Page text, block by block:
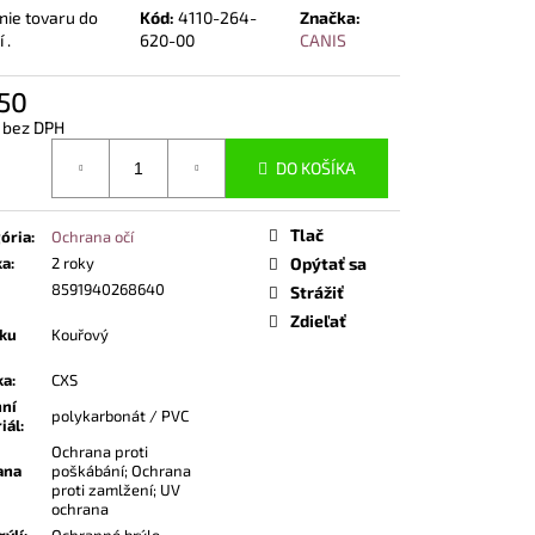
tovaru do
.
Kód: 4110-264-
620-00
Značka:
CANIS
DPH
DO KOŠÍKA
:
Ochrana očí
:
2 roky
8591940268640
Kouřový
:
CXS
: polykarbonát / PVC
Ochrana proti
poškábání; Ochrana
proti zamlžení; UV
ochrana
Tlač
Opýtať sa
Strážiť
Zdieľať
UVEX 2
FIT SYSTEM